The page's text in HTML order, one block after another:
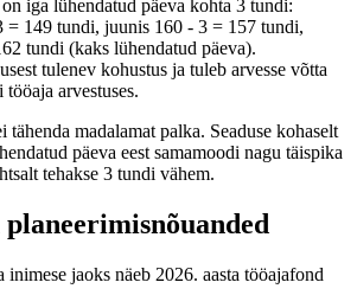
iga lühendatud päeva kohta 3 tundi:
= 149 tundi, juunis 160 - 3 = 157 tundi,
tundi (kaks lühendatud päeva).
tulenev kohustus ja tuleb arvesse võtta
arvestuses.
tähenda madalamat palka. Seaduse kohaselt
päeva eest samamoodi nagu täispika
tehakse 3 tundi vähem.
jaoks näeb 2026. aasta tööajafond